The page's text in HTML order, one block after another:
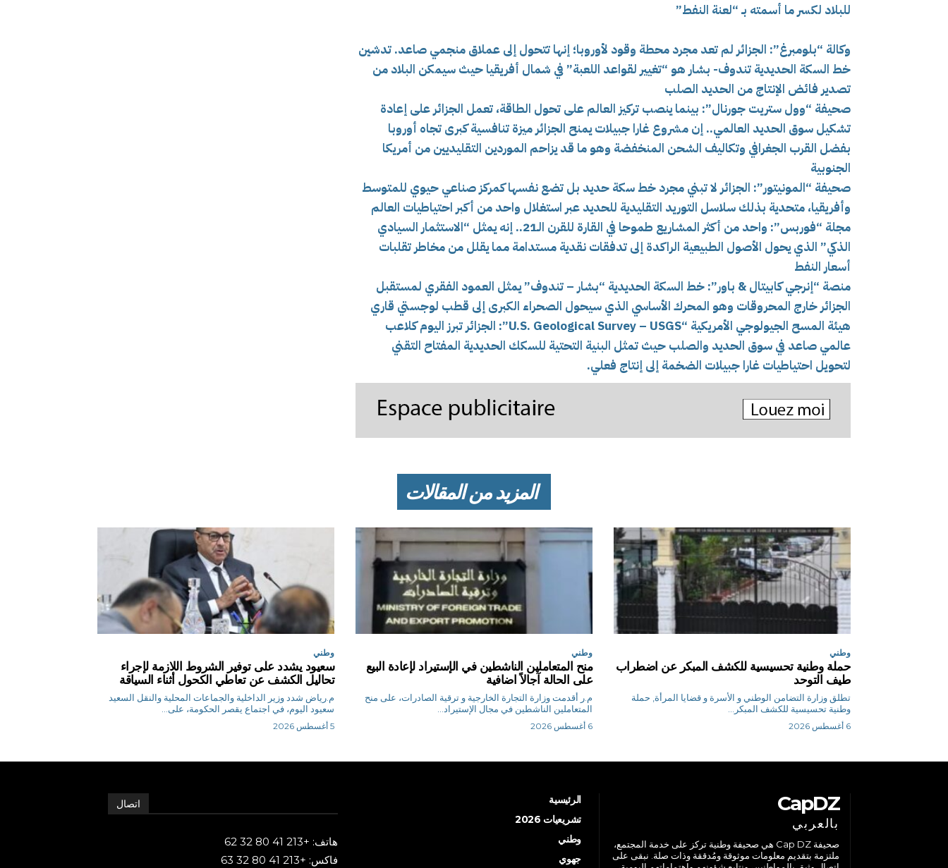
للبلاد لكسر ما أسمته بـ “لعنة النفط”
وكالة “بلومبرغ”: الجزائر لم تعد مجرد محطة وقود لأوروبا؛ إنها تتحول إلى عملاق منجمي صاعد. تدشين
خط السكة الحديدية تندوف- بشار هو “تغيير لقواعد اللعبة” في شمال أفريقيا حيث سيمكن البلاد من
تصدير فائض الإنتاج من الحديد الصلب
صحيفة “وول ستريت جورنال”: بينما ينصب تركيز العالم على تحول الطاقة، تعمل الجزائر على إعادة
تشكيل سوق الحديد العالمي.. إن مشروع غارا جبيلات يمنح الجزائر ميزة تنافسية كبرى تجاه أوروبا
بفضل القرب الجغرافي وتكاليف الشحن المنخفضة وهو ما قد يزاحم الموردين التقليديين من أمريكا
الجنوبية
صحيفة “المونيتور”: الجزائر لا تبني مجرد خط سكة حديد بل تضع نفسها كمركز صناعي حيوي للمتوسط
وأفريقيا، متحدية بذلك سلاسل التوريد التقليدية للحديد عبر استغلال واحد من أكبر احتياطيات العالم
مجلة “فوربس”: واحد من أكثر المشاريع طموحا في القارة للقرن الـ21.. إنه يمثل “الاستثمار السيادي
الذكي” الذي يحول الأصول الطبيعية الراكدة إلى تدفقات نقدية مستدامة مما يقلل من مخاطر تقلبات
أسعار النفط
منصة “إنرجي كابيتال & باور”: خط السكة الحديدية “بشار – تندوف” يمثل العمود الفقري لمستقبل
الجزائر خارج المحروقات وهو المحرك الأساسي الذي سيحول الصحراء الكبرى إلى قطب لوجستي قاري
هيئة المسح الجيولوجي الأمريكية “U.S. Geological Survey – USGS”: الجزائر تبرز اليوم كلاعب
عالمي صاعد في سوق الحديد والصلب حيث تمثل البنية التحتية للسكك الحديدية المفتاح التقني
لتحويل احتياطيات غارا جبيلات الضخمة إلى إنتاج فعلي.
المزيد من المقالات
وطني
حملة وطنية تحسيسية للكشف المبكر عن اضطراب
طيف التوحد
تطلق وزارة التضامن الوطني و الأسرة و قضايا المرأة, حملة
وطنية تحسيسية للكشف المبكر...
6 أغسطس 2026
وطني
منح المتعاملين الناشطين في الإستيراد لإعادة البيع
على الحالة آجالاً اضافية
م.ر أقدمت وزارة التجارة الخارجية و ترقية الصادرات، على منح
المتعاملين الناشطين في مجال الإستيراد...
6 أغسطس 2026
وطني
سعيود يشدد على توفير الشروط اللازمة لإجراء
تحاليل الكشف عن تعاطي الكحول أثناء السياقة
م.رياض شدد وزير الداخلية والجماعات المحلية والنقل السعيد
سعيود اليوم، في اجتماع يقصر الحكومة، على...
5 أغسطس 2026
CapDZ
بالعربي
صحيفة Cap DZ هي صحيفة وطنية تركز على خدمة المجتمع،
ملتزمة بتقديم معلومات موثوقة ومُدققة وذات صلة. نبقى على
الرئيسية
تشريعيات 2026
وطني
جهوي
اتصال
هاتف: +213 41 80 32 62
فاكس: +213 41 80 32 63